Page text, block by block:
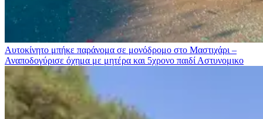
Αυτοκίνητο μπήκε παράνομα σε μονόδρομο στο Μαστιχάρι –
Αναποδογύρισε όχημα με μητέρα και 5χρονο παιδί Αστυνομικο